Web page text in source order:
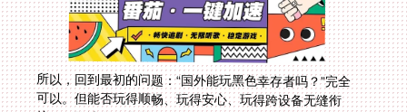
所以，回到最初的问题：“国外能玩黑色幸存者吗？”完全
可以。但能否玩得顺畅、玩得安心、玩得跨设备无缝衔
接，则取决于你是否选择了一把具备全球智能线路、多平
台支持、无限流量专线、安全加密和强力售后保障的“钥
匙”。找到它，那堵无形的墙便会轰然倒塌，国服的游戏